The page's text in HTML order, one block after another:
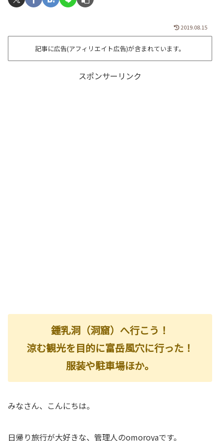
2019.08.15
記事に広告(アフィリエイト広告)が含まれています。
スポンサーリンク
鍾乳洞（洞窟）へ行こう！
涼む観光を目的に富岳風穴に行った！
服装や駐車場ほか。
みなさん、こんにちは。
日帰り旅行が大好きな、管理人のomoroyaです。